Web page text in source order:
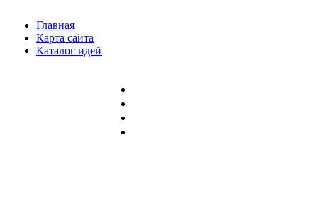
Главная
Карта сайта
Каталог идей